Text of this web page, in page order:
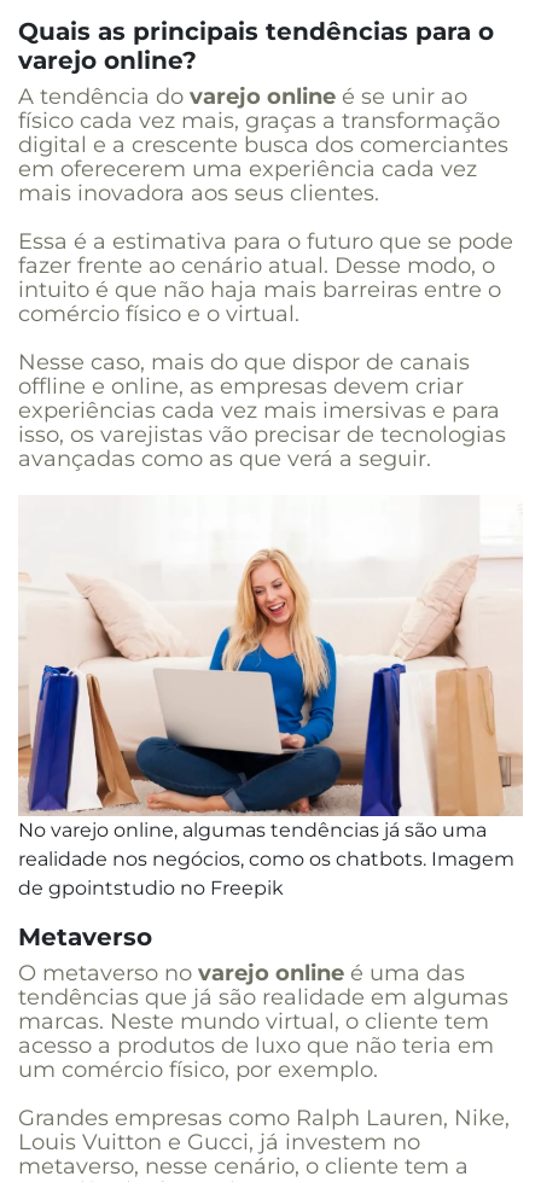
Quais as principais tendências para o
varejo online?
A tendência do varejo online é se unir ao
físico cada vez mais, graças a transformação
digital e a crescente busca dos comerciantes
em oferecerem uma experiência cada vez
mais inovadora aos seus clientes.
Essa é a estimativa para o futuro que se pode
fazer frente ao cenário atual. Desse modo, o
intuito é que não haja mais barreiras entre o
comércio físico e o virtual.
Nesse caso, mais do que dispor de canais
offline e online, as empresas devem criar
experiências cada vez mais imersivas e para
isso, os varejistas vão precisar de tecnologias
avançadas como as que verá a seguir.
No varejo online, algumas tendências já são uma
realidade nos negócios, como os chatbots. Imagem
de gpointstudio no Freepik
Metaverso
O metaverso no varejo online é uma das
tendências que já são realidade em algumas
marcas. Neste mundo virtual, o cliente tem
acesso a produtos de luxo que não teria em
um comércio físico, por exemplo.
Grandes empresas como Ralph Lauren, Nike,
Louis Vuitton e Gucci, já investem no
metaverso, nesse cenário, o cliente tem a